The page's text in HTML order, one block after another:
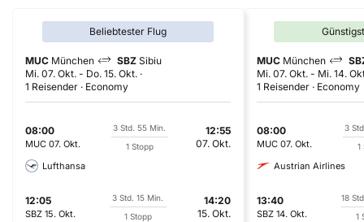
Beliebtester Flug
MUC München SBZ Sibiu
Mi. 07. Okt. - Do. 15. Okt.
1 Reisender
Economy
08:00
MUC 07. Okt.
3 Std. 55 Min.
1 Stopp
12:55
07. Okt.
Lufthansa
12:05
SBZ 15. Okt.
3 Std. 15 Min.
1 Stopp
14:20
15. Okt.
MUC München
Mi. 07. Okt. - Mi. 14.
1 Reisender
Economy
08:00
MUC 07. Okt.
3
1
Austrian Airlines
13:40
SBZ 14. Okt.
18
1